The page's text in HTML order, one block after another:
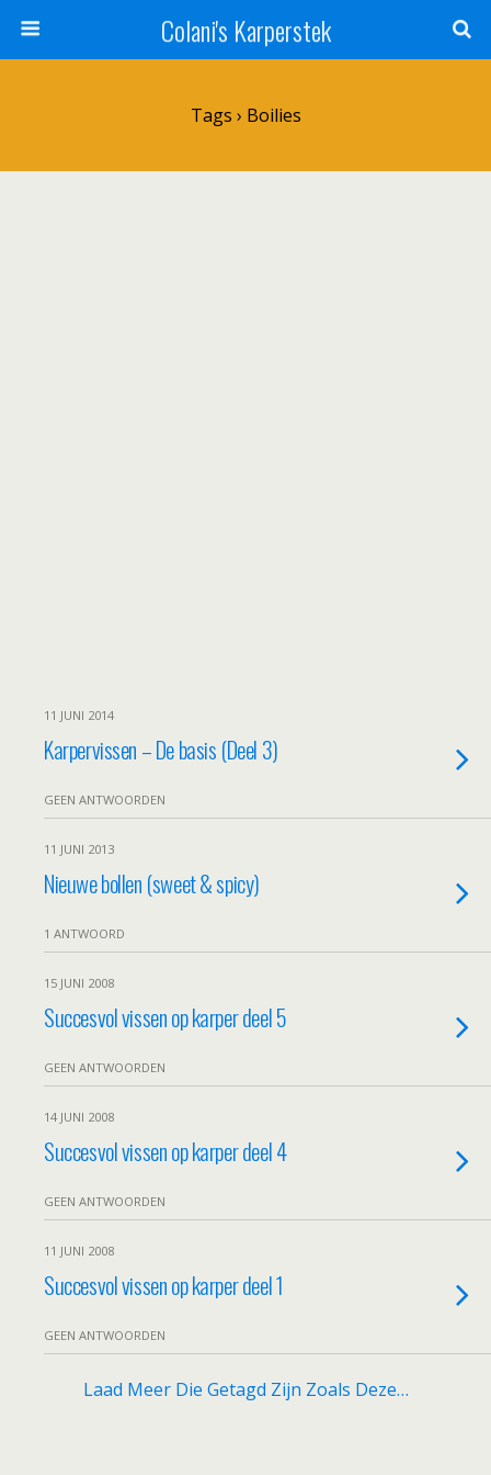
Colani's Karperstek
Tags › Boilies
11 JUNI 2014
Karpervissen – De basis (Deel 3)
GEEN ANTWOORDEN
11 JUNI 2013
Nieuwe bollen (sweet & spicy)
1 ANTWOORD
15 JUNI 2008
Succesvol vissen op karper deel 5
GEEN ANTWOORDEN
14 JUNI 2008
Succesvol vissen op karper deel 4
GEEN ANTWOORDEN
11 JUNI 2008
Succesvol vissen op karper deel 1
GEEN ANTWOORDEN
Laad Meer Die Getagd Zijn Zoals Deze…